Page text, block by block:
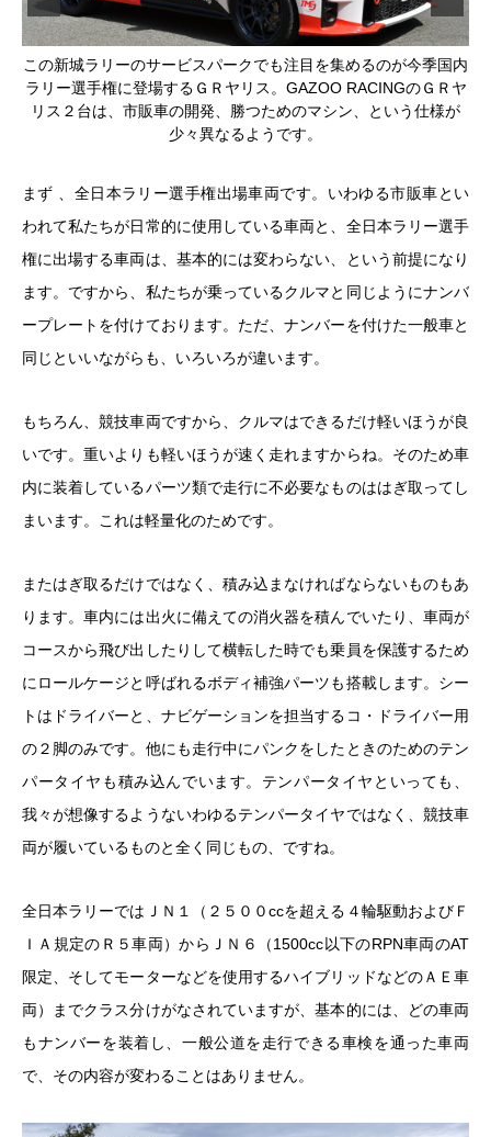
この新城ラリーのサービスパークでも注目を集めるのが今季国内
ラリー選手権に登場するＧＲヤリス。GAZOO RACINGのＧＲヤ
リス２台は、市販車の開発、勝つためのマシン、という仕様が
少々異なるようです。
まず 、全日本ラリー選手権出場車両です。いわゆる市販車とい
われて私たちが日常的に使用している車両と、全日本ラリー選手
権に出場する車両は、基本的には変わらない、という前提になり
ます。ですから、私たちが乗っているクルマと同じようにナンバ
ープレートを付けております。ただ、ナンバーを付けた一般車と
同じといいながらも、いろいろが違います。
もちろん、競技車両ですから、クルマはできるだけ軽いほうが良
いです。重いよりも軽いほうが速く走れますからね。そのため車
内に装着しているパーツ類で走行に不必要なものははぎ取ってし
まいます。これは軽量化のためです。
またはぎ取るだけではなく、積み込まなければならないものもあ
ります。車内には出火に備えての消火器を積んでいたり、車両が
コースから飛び出したりして横転した時でも乗員を保護するため
にロールケージと呼ばれるボディ補強パーツも搭載します。シー
トはドライバーと、ナビゲーションを担当するコ・ドライバー用
の２脚のみです。他にも走行中にパンクをしたときのためのテン
パータイヤも積み込んでいます。テンパータイヤといっても、
我々が想像するようないわゆるテンパータイヤではなく、競技車
両が履いているものと全く同じもの、ですね。
全日本ラリーではＪＮ１（２５００ccを超える４輪駆動およびＦ
ＩＡ規定のＲ５車両）からＪＮ６（1500cc以下のRPN車両のAT
限定、そしてモーターなどを使用するハイブリッドなどのＡＥ車
両）までクラス分けがなされていますが、基本的には、どの車両
もナンバーを装着し、一般公道を走行できる車検を通った車両
で、その内容が変わることはありません。